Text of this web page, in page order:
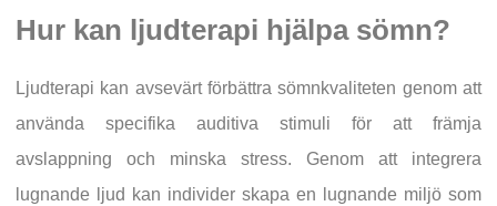
Hur kan ljudterapi hjälpa sömn?
Ljudterapi kan avsevärt förbättra sömnkvaliteten genom att
använda specifika auditiva stimuli för att främja
avslappning och minska stress. Genom att integrera
lugnande ljud kan individer skapa en lugnande miljö som